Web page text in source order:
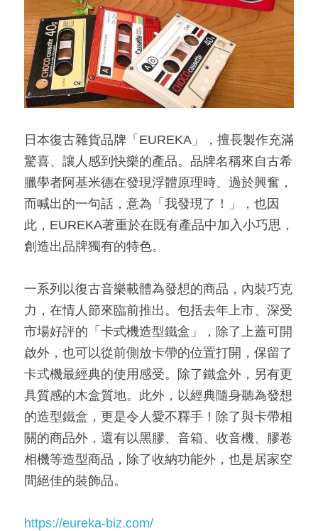
日本復古雜貨品牌「EUREKA」，擅長製作充滿
驚喜、讓人感到快樂的產品。品牌名稱來自古希
臘學者阿基米德在發現浮體原理時、過於興奮，
而喊出的一句話，意為「我發現了！」，也因
此，EUREKA著重於在既有產品中加入小巧思，
創造出品牌獨有的特色。​​
一系列以復古音樂載體為發想的商品，內裝巧克
力，在情人節來臨前推出。包括去年上市、深受
市場好評的「卡式機造型鐵盒」，除了上蓋可開
啟外，也可以從前側放卡帶的位置打開，保留了
卡式機最經典的使用感受。除了鐵盒外，另有更
具質感的木盒質地。此外，以經典隨身聽為發想
的造型鐵盒，更是令人愛不釋手！除了與卡帶相
關的商品外，還有以黑膠、音箱、收音機、膠卷
相機等造型商品，除了收納功能外，也是居家空
間絕佳的裝飾品。​
https://eureka-biz.com/